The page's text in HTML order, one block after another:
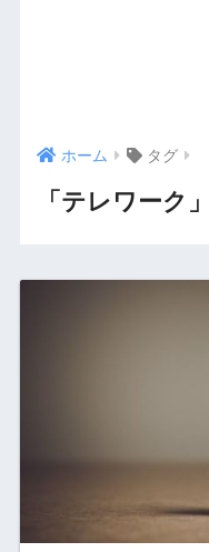
ホーム タグ
「テレワーク